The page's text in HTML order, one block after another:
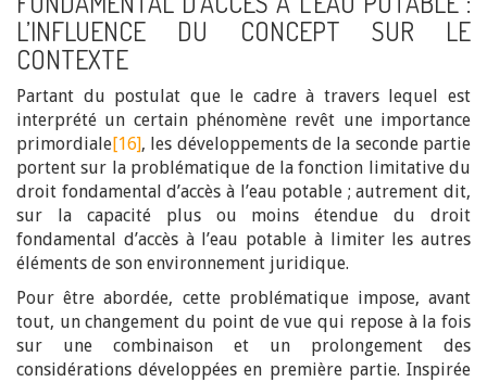
L’INFLUENCE DU CONCEPT SUR LE
CONTEXTE
Partant du postulat que le cadre à travers lequel est
interprété un certain phénomène revêt une importance
primordiale[16], les développements de la seconde partie
portent sur la problématique de la fonction limitative du
droit fondamental d’accès à l’eau potable ; autrement dit,
sur la capacité plus ou moins étendue du droit
fondamental d’accès à l’eau potable à limiter les autres
éléments de son environnement juridique.
Pour être abordée, cette problématique impose, avant
tout, un changement du point de vue qui repose à la fois
sur une combinaison et un prolongement des
considérations développées en première partie. Inspirée